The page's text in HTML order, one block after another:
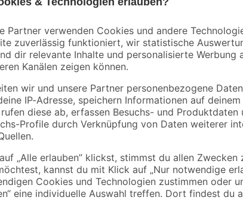
Das Frühbeet 'Gamma' ist die
durch die formschönen Profile
stabilisierten Hohlkammerplatten
und vollendet so die ästhetische
Frühbeet 'Gamma' von Vitavia ist
Zincalume-Unterbau wird das
du rückenschonend arbeiten
Frühhochbeet auch sehr gut als